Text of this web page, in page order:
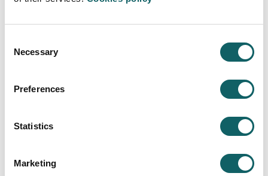
Selection
Necessary
Preferences
Statistics
Marketing